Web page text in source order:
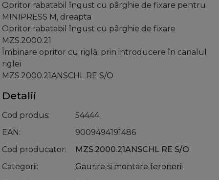
Opritor rabatabil îngust cu pârghie de fixare pentru
MINIPRESS M, dreapta
Opritor rabatabil îngust cu pârghie de fixare
MZS.2000.21
Îmbinare opritor cu riglă: prin introducere în canalul
riglei
MZS.2000.21ANSCHL RE S/O
Detalii
Cod produs
54444
EAN
9009494191486
Cod producator
MZS.2000.21ANSCHL RE S/O
Categorii
Gaurire si montare feronerii